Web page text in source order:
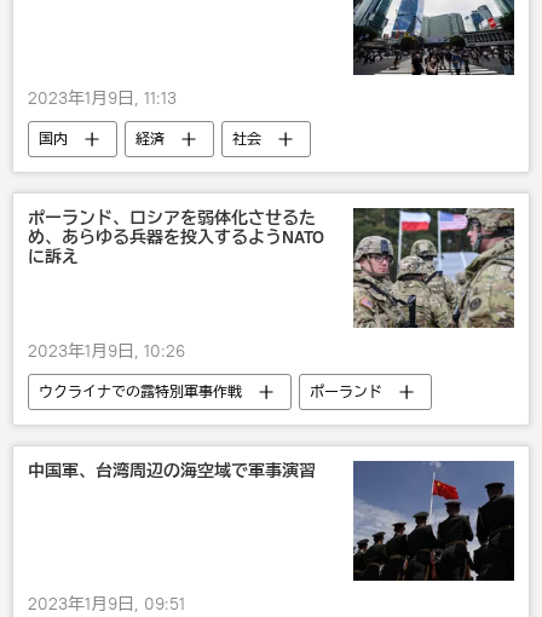
2023年1月9日, 11:13
国内 経済 社会
ポーランド、ロシアを弱体化させるた
め、あらゆる兵器を投入するようNATO
に訴え
2023年1月9日, 10:26
ウクライナでの露特別軍事作戦
ポーランド
NATO
軍事 欧州 ロシア
中国軍、台湾周辺の海空域で軍事演習
2023年1月9日, 09:51